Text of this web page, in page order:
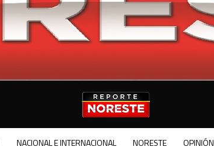
NACIONAL E INTERNACIONAL NORESTE OPINIÓN